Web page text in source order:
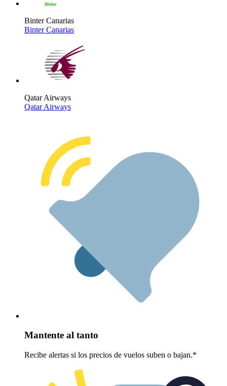
Binter Canarias
Binter Canarias
Qatar Airways
Qatar Airways
Mantente al tanto
Recibe alertas si los precios de vuelos suben o bajan.*